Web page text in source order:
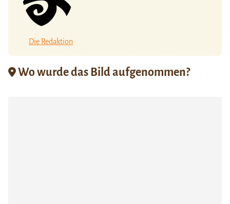
Die Redaktion
Wo wurde das Bild aufgenommen?